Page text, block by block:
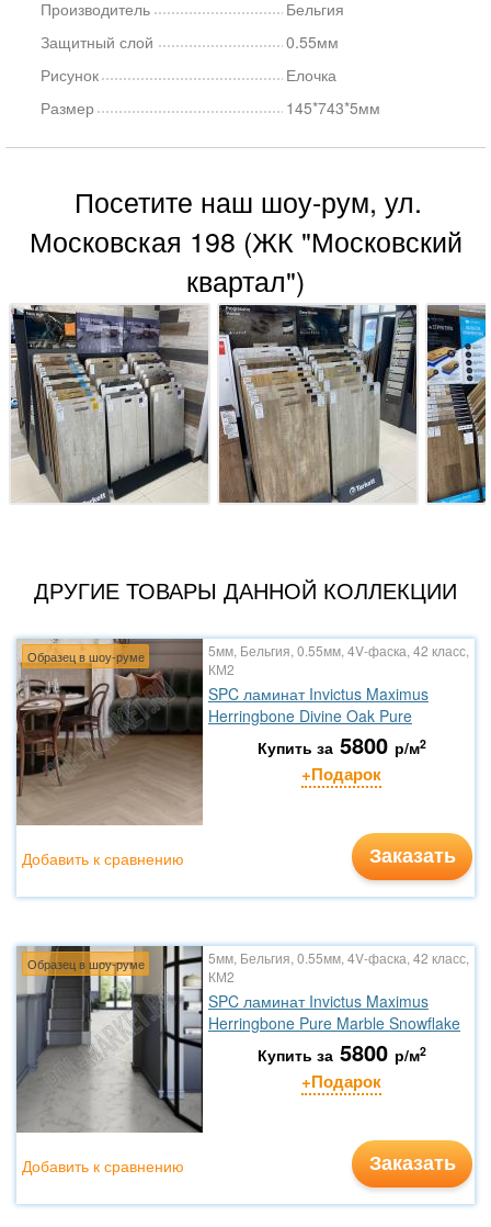
Производитель
Бельгия
Защитный слой
0.55мм
Рисунок
Елочка
Размер
145*743*5мм
Посетите наш шоу-рум, ул.
Московская 198 (ЖК "Московский
квартал")
ДРУГИЕ ТОВАРЫ ДАННОЙ КОЛЛЕКЦИИ
Образец в шоу-руме
5мм, Бельгия, 0.55мм, 4V-фаска, 42 класс,
КМ2
SPC ламинат Invictus Maximus
Herringbone Divine Oak Pure
Купить за 5800 р/м2
+Подарок
Заказать
Добавить к сравнению
Образец в шоу-руме
5мм, Бельгия, 0.55мм, 4V-фаска, 42 класс,
КМ2
SPC ламинат Invictus Maximus
Herringbone Pure Marble Snowflake
Купить за 5800 р/м2
+Подарок
Заказать
Добавить к сравнению